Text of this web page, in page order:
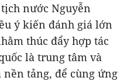
nước Nguyễn
ý kiến đánh giá lớn
thúc đẩy hợp tác
là trung tâm và
tảng, để cùng ứng